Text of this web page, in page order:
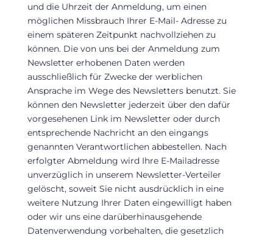
und die Uhrzeit der Anmeldung, um einen
möglichen Missbrauch Ihrer E-Mail- Adresse zu
einem späteren Zeitpunkt nachvollziehen zu
können. Die von uns bei der Anmeldung zum
Newsletter erhobenen Daten werden
ausschließlich für Zwecke der werblichen
Ansprache im Wege des Newsletters benutzt. Sie
können den Newsletter jederzeit über den dafür
vorgesehenen Link im Newsletter oder durch
entsprechende Nachricht an den eingangs
genannten Verantwortlichen abbestellen. Nach
erfolgter Abmeldung wird Ihre E-Mailadresse
unverzüglich in unserem Newsletter-Verteiler
gelöscht, soweit Sie nicht ausdrücklich in eine
weitere Nutzung Ihrer Daten eingewilligt haben
oder wir uns eine darüberhinausgehende
Datenverwendung vorbehalten, die gesetzlich